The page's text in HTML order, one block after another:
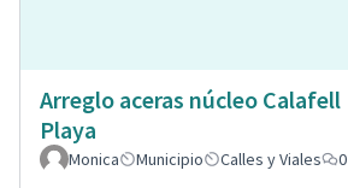
Arreglo aceras núcleo Calafell
Playa
Monica Municipio Calles y Viales 0